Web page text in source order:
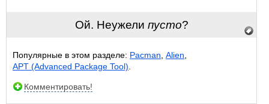
Ой. Неужели пусто?
Популярные в этом разделе: Pacman Alien
APT (Advanced Package Tool)
Комментировать!